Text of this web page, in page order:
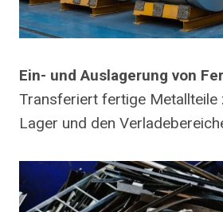
Ein- und Auslagerung von
Transferiert fertige Metallteile
Lager und den